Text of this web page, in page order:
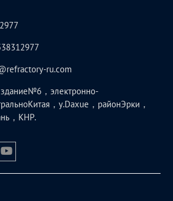
ru.com
，электронно-
，у.Daxue，районЭрки，
，КНР.